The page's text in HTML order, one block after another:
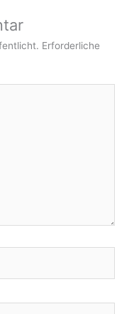
Erforderliche